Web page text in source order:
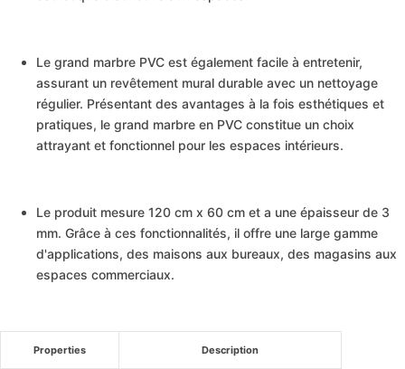
Le grand marbre PVC est également facile à entretenir,
assurant un revêtement mural durable avec un nettoyage
régulier. Présentant des avantages à la fois esthétiques et
pratiques, le grand marbre en PVC constitue un choix
attrayant et fonctionnel pour les espaces intérieurs.
Le produit mesure 120 cm x 60 cm et a une épaisseur de 3
mm. Grâce à ces fonctionnalités, il offre une large gamme
d'applications, des maisons aux bureaux, des magasins aux
espaces commerciaux.
Properties Description